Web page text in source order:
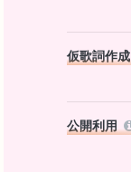
仮歌詞作成
公開利用